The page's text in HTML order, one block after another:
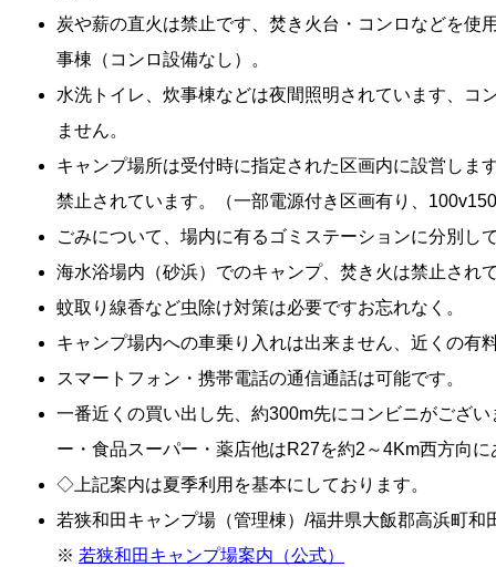
炭や薪の直火は禁止です、焚き火台・コンロなどを使
事棟（コンロ設備なし）。
水洗トイレ、炊事棟などは夜間照明されています、コ
ません。
キャンプ場所は受付時に指定された区画内に設営しま
禁止されています。（一部電源付き区画有り、
ごみについて、場内に有るゴミステーションに分別し
海水浴場内（砂浜）でのキャンプ、焚き火は禁止され
蚊取り線香など虫除け対策は必要ですお忘れなく。
キャンプ場内への車乗り入れは出来ません、近くの有
スマートフォン・携帯電話の通信通話は可能です。
一番近くの買い出し先、約300m先にコンビニがござ
ー・食品スーパー・薬店他はR27を約2～4Km西方向に
◇上記案内は夏季利用を基本にしております。
若狭和田キャンプ場（管理棟）/福井県大飯郡高浜町
※ 若狭和田キャンプ場案内（公式）